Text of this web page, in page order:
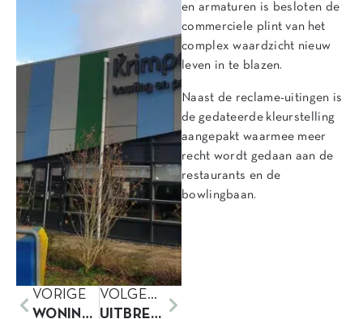
VORIGE
WONING KOPSEWEG OPGELEVERD
VOLGENDE
UITBREIDING WONING
en armaturen is besloten de
commerciele plint van het
complex waardzicht nieuw
leven in te blazen.
Naast de reclame-uitingen is
de gedateerde kleurstelling
aangepakt waarmee meer
recht wordt gedaan aan de
restaurants en de
bowlingbaan.